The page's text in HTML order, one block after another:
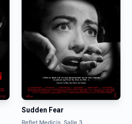
Sudden Fear
Reflet Medicis, Salle 3